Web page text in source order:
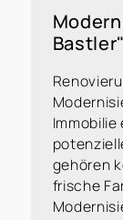
gehören
frische
Wir
Zweck
Anrede*